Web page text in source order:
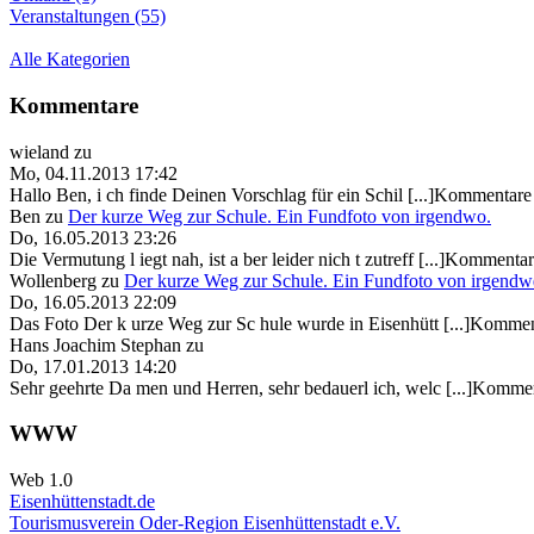
Veranstaltungen (55)
Alle Kategorien
Kommentare
wieland zu
Mo, 04.11.2013 17:42
Hallo Ben, i ch finde Deinen Vorschlag für ein Schil
Ben zu Der kurze Weg zur Schule. Ein Fundfoto von irgendwo.
Do, 16.05.2013 23:26
Die Vermutung l iegt nah, ist a ber leider nich t zutreff
Wollenberg zu Der kurze Weg zur Schule. Ein Fundfoto von
Do, 16.05.2013 22:09
Das Foto Der k urze Weg zur Sc hule wurde in Eisenhütt
Hans Joachim Stephan zu
Do, 17.01.2013 14:20
Sehr geehrte Da men und Herren, sehr bedauerl ich, welc
WWW
Web 1.0
Eisenhüttenstadt.de
Tourismusverein Oder-Region Eisenhüttenstadt e.V.